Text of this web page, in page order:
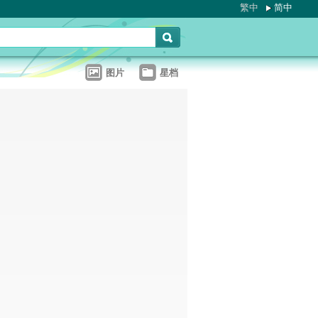
繁中 简中
图片 星档